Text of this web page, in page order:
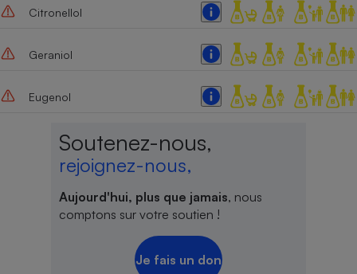
Citronellol
Geraniol
Eugenol
Soutenez-nous,
rejoignez-nous,
Aujourd'hui, plus que jamais, nous
comptons sur votre soutien !
Je fais un don